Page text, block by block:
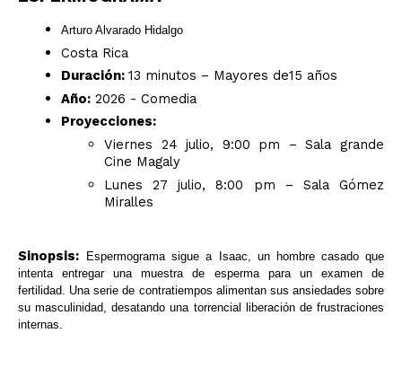
Arturo Alvarado Hidalgo
Costa Rica
Duración: 13 minutos – Mayores de15 años
Año: 2026 - Comedia
Proyecciones:
Viernes 24 julio, 9:00 pm – Sala grande
Cine Magaly
Lunes 27 julio, 8:00 pm – Sala Gómez
Miralles
Sinopsis:
Espermograma sigue a Isaac, un hombre casado que
intenta entregar una muestra de esperma para un examen de
fertilidad. Una serie de contratiempos alimentan sus ansiedades sobre
su masculinidad, desatando una torrencial liberación de frustraciones
internas.